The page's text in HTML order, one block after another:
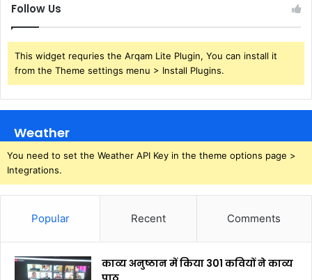
Follow Us
This widget requries the Arqam Lite Plugin, You can install it
from the Theme settings menu > Install Plugins.
Weather
You need to set the Weather API Key in the theme options page >
Integrations.
Popular Recent Comments
काव्य अनुष्ठान में किया 301 कवियों ने काव्य